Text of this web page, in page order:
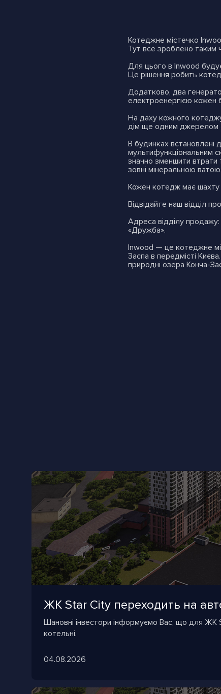
Котеджне містечко
Тут все зроблено
Для цього в Inwood
Це рішення робить
Додатково, два
електроенергією кожен
На даху кожного
дім ще одним джерелом
В будинках встановлені
мультифункціональним
значно зменшити втрати
зовні мінеральною
Кожен котедж має шахту
Відвідайте наш відділ
Адреса відділу
«Дружба».
Inwood — це котеджне
Заспа в передмісті
природні озера Конча-
ЖК Star City переходить на
Шановні інвестори інформуємо Вас, що для ЖК
котельні.
04.08.2026